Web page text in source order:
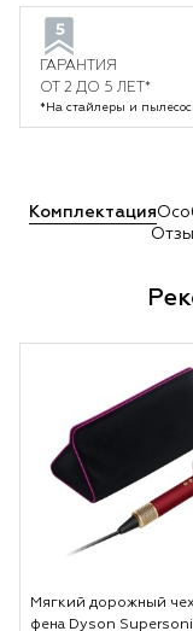
ГАРАНТИЯ
ОТ 2 ДО 5 ЛЕТ*
*На стайлеры и
Комплектация
Мягкий дорожный
фена Dyson